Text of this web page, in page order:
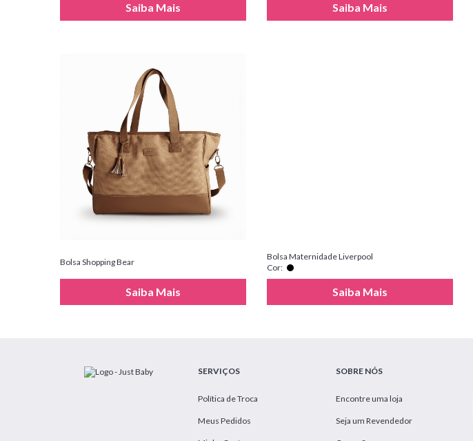
Saiba Mais Saiba Mais
Bolsa Shopping Bear
Saiba Mais
Bolsa Maternidade Liverpool
Cor:
Saiba Mais
SERVIÇOS
Política de Troca
Meus Pedidos
SOBRE NÓS
Encontre uma loja
Seja um Revendedor